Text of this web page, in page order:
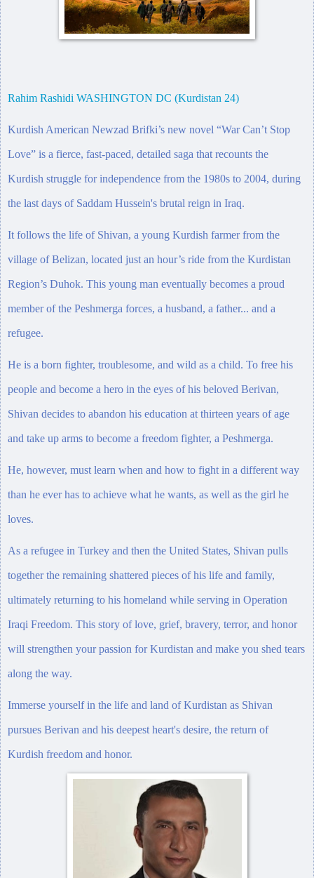
Rahim Rashidi WASHINGTON DC (Kurdistan 24)
Kurdish American Newzad Brifki’s new novel “War Can’t Stop
Love” is a fierce, fast-paced, detailed saga that recounts the
Kurdish struggle for independence from the 1980s to 2004, during
the last days of Saddam Hussein's brutal reign in Iraq.
It follows the life of Shivan, a young Kurdish farmer from the
village of Belizan, located just an hour’s ride from the Kurdistan
Region’s Duhok. This young man eventually becomes a proud
member of the Peshmerga forces, a husband, a father... and a
refugee.
He is a born fighter, troublesome, and wild as a child. To free his
people and become a hero in the eyes of his beloved Berivan,
Shivan decides to abandon his education at thirteen years of age
and take up arms to become a freedom fighter, a Peshmerga.
He, however, must learn when and how to fight in a different way
than he ever has to achieve what he wants, as well as the girl he
loves.
As a refugee in Turkey and then the United States, Shivan pulls
together the remaining shattered pieces of his life and family,
ultimately returning to his homeland while serving in Operation
Iraqi Freedom. This story of love, grief, bravery, terror, and honor
will strengthen your passion for Kurdistan and make you shed tears
along the way.
Immerse yourself in the life and land of Kurdistan as Shivan
pursues Berivan and his deepest heart's desire, the return of
Kurdish freedom and honor.